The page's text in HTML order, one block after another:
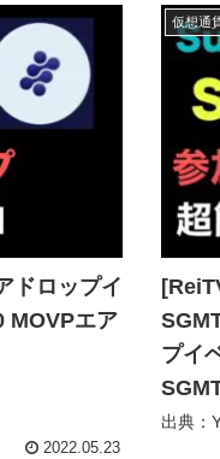
ドロップイ
MOVPエア
2022.05.23
仮想通
プイ
出典：